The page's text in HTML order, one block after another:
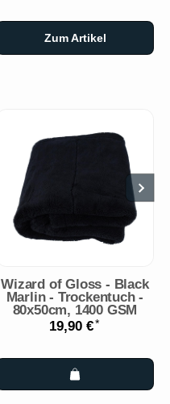
Zum Artikel
Wizard of Gloss - Black
Marlin - Trockentuch -
80x50cm, 1400 GSM
19,90 €*